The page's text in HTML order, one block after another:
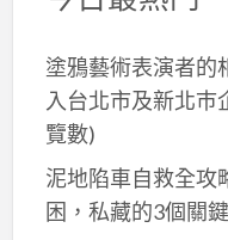
塗鴉藝術表演者的
入台北市及新北巿
覽數)
泥地陷車自救全攻
困，私藏的3個關